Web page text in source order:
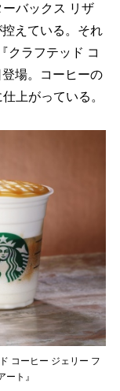
バックス リザ
えている。それ
クラフテッド コ
場。コーヒーの
上がっている。
コーヒー ジェリー フ
ト』